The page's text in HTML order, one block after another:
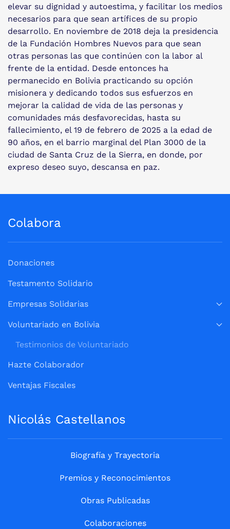
elevar su dignidad y autoestima, y facilitar los medios
necesarios para que sean artífices de su propio
desarrollo. En noviembre de 2018 deja la presidencia
de la Fundación Hombres Nuevos para que sean
otras personas las que continúen con la labor al
frente de la entidad. Desde entonces ha
permanecido en Bolivia practicando su opción
misionera y dedicando todos sus esfuerzos en
mejorar la calidad de vida de las personas y
comunidades más desfavorecidas, hasta su
fallecimiento, el 19 de febrero de 2025 a la edad de
90 años, en el barrio marginal del Plan 3000 de la
ciudad de Santa Cruz de la Sierra, en donde, por
expreso deseo suyo, descansa en paz.
Colabora
Donaciones
Testamento Solidario
Empresas Solidarias
Voluntariado en Bolivia
Testimonios de Voluntariado
Hazte Colaborador
Ventajas Fiscales
Nicolás Castellanos
Biografía y Trayectoria
Premios y Reconocimientos
Obras Publicadas
Colaboraciones